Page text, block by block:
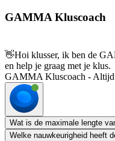
GAMMA Kluscoach
👋Hoi klusser, ik ben de
en help je graag met je klus.
GAMMA Kluscoach - Altijd
Wat is de maximale lengte
Welke nauwkeurigheid heeft